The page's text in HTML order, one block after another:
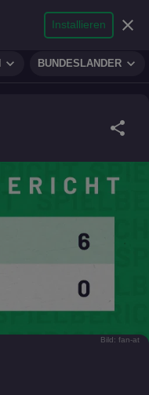
search
Suche
micro
Reporter
person
Login
expand_more BUNDESLÄNDER expand_more
Installieren close
share
Bild: fan-at